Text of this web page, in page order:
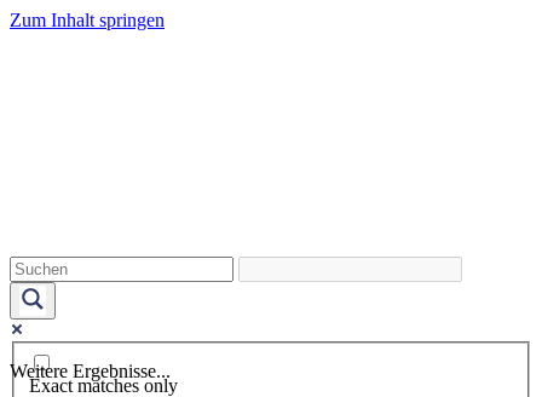
Zum Inhalt springen
Weitere Ergebnisse...
Exact matches only